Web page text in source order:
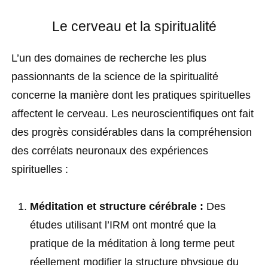
Le cerveau et la spiritualité
L’un des domaines de recherche les plus
passionnants de la science de la spiritualité
concerne la manière dont les pratiques spirituelles
affectent le cerveau. Les neuroscientifiques ont fait
des progrès considérables dans la compréhension
des corrélats neuronaux des expériences
spirituelles :
Méditation et structure cérébrale : Des
études utilisant l’IRM ont montré que la
pratique de la méditation à long terme peut
réellement modifier la structure physique du